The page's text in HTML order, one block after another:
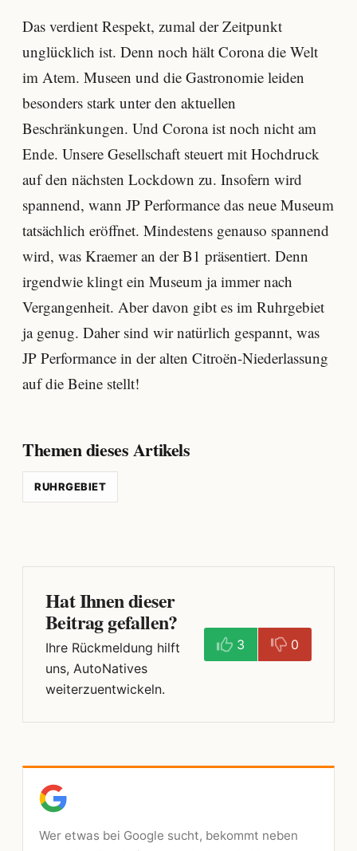
Das verdient Respekt, zumal der Zeitpunkt
unglücklich ist. Denn noch hält Corona die Welt
im Atem. Museen und die Gastronomie leiden
besonders stark unter den aktuellen
Beschränkungen. Und Corona ist noch nicht am
Ende. Unsere Gesellschaft steuert mit Hochdruck
auf den nächsten Lockdown zu. Insofern wird
spannend, wann JP Performance das neue Museum
tatsächlich eröffnet. Mindestens genauso spannend
wird, was Kraemer an der B1 präsentiert. Denn
irgendwie klingt ein Museum ja immer nach
Vergangenheit. Aber davon gibt es im Ruhrgebiet
ja genug. Daher sind wir natürlich gespannt, was
JP Performance in der alten Citroën-Niederlassung
auf die Beine stellt!
Themen dieses Artikels
RUHRGEBIET
Hat Ihnen dieser
Beitrag gefallen?
Ihre Rückmeldung hilft
uns, AutoNatives
weiterzuentwickeln.
3 0
Wer etwas bei Google sucht, bekommt neben